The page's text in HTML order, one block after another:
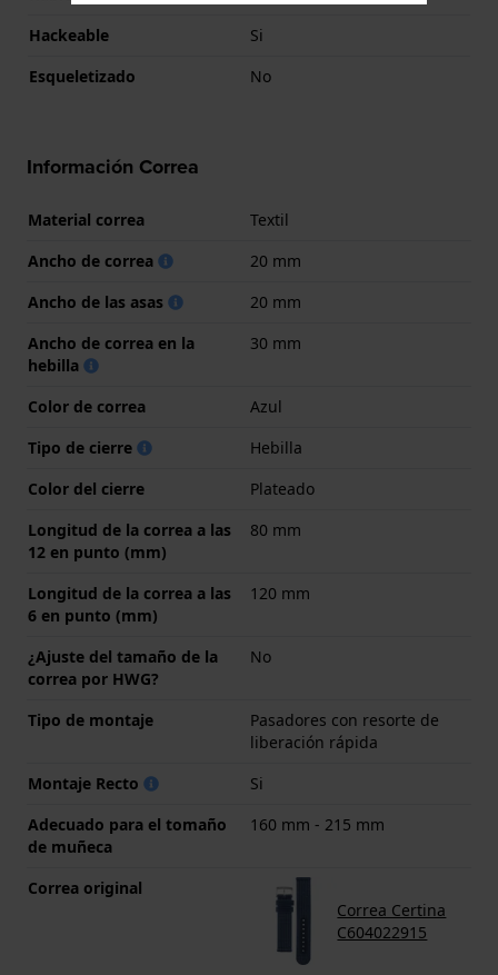
Hackeable
Si
Esqueletizado
No
Información Correa
Material correa
Textil
Ancho de correa
20 mm
Ancho de las asas
20 mm
Ancho de correa en la
hebilla
30 mm
Color de correa
Azul
Tipo de cierre
Hebilla
Color del cierre
Plateado
Longitud de la correa a las
12 en punto (mm)
80 mm
Longitud de la correa a las
6 en punto (mm)
120 mm
¿Ajuste del tamaño de la
correa por HWG?
No
Tipo de montaje
Pasadores con resorte de
liberación rápida
Montaje Recto
Si
Adecuado para el tomaño
de muñeca
160 mm - 215 mm
Correa original
Correa Certina
C604022915